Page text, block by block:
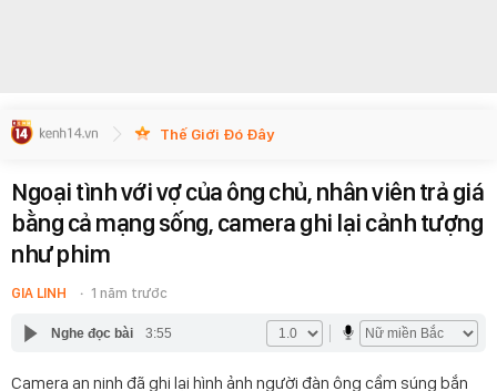
Thế Giới Đó Đây
Ngoại tình với vợ của ông chủ, nhân viên trả giá
bằng cả mạng sống, camera ghi lại cảnh tượng
như phim
GIA LINH 1 năm trước
Nghe đọc bài 3:55
Camera an ninh đã ghi lại hình ảnh người đàn ông cầm súng bắn